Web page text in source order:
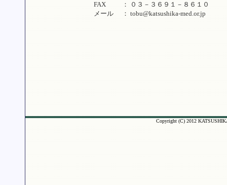
FAX
：
０３－３６９１－８６１０
メール
： tobu@katsushika-med.or.jp
Copyright (C) 2012